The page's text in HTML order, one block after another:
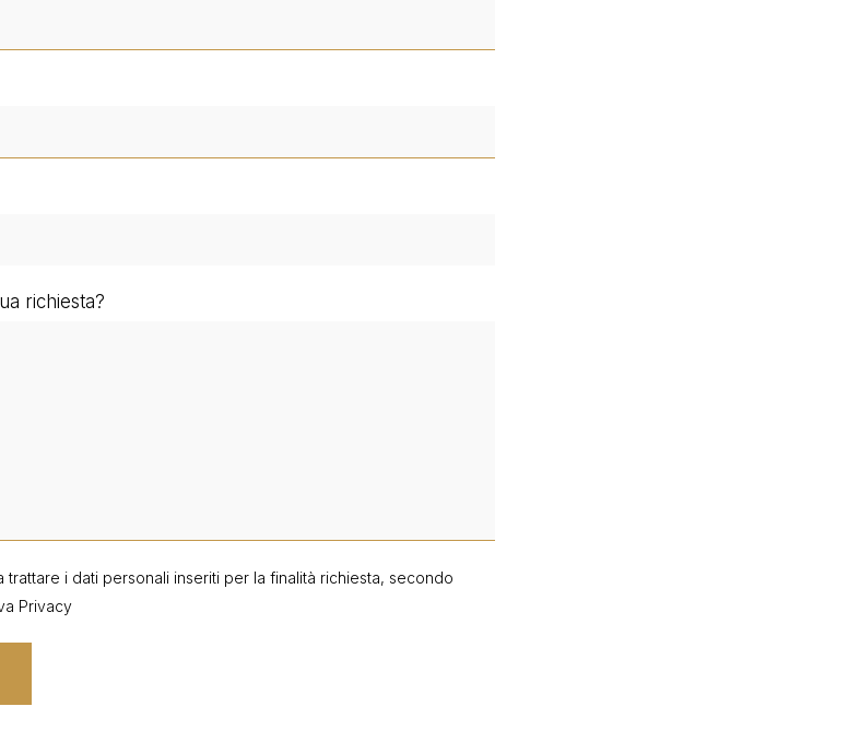
richiesta?
trattare i dati personali inseriti per la finalità richiesta, secondo
Privacy